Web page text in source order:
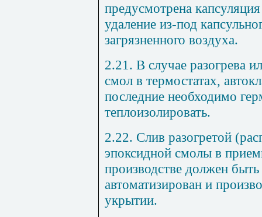
предусмотрена
удаление из-под
загрязненного воздуха.
2.21. В случае разогрева
смол в термостатах,
последние необходимо
теплоизолировать.
2.22. Слив разогретой
эпоксидной смолы в
производстве должен
автоматизирован и
укрытии.